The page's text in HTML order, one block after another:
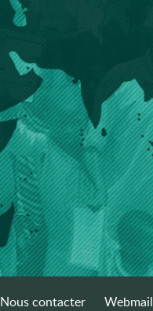
Nous contacter Webmail